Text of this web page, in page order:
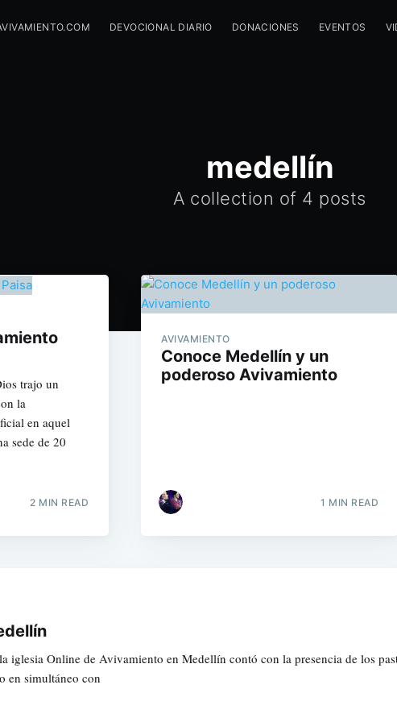
DEVOCIONAL DIARIO DONACIONES EVENTOS
medellín
A collection of 4 posts
trajo un
la
en aquel
sede de 20
2 MIN READ
AVIVAMIENTO
Conoce Medellín y un
poderoso Avivamiento
1 MIN READ
iglesia Online de Avivamiento en Medellín contó con la presencia de los
en simultáneo con